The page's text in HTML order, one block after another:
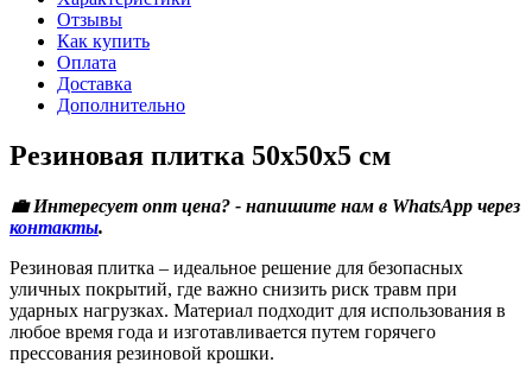
Отзывы
Как купить
Оплата
Доставка
Дополнительно
Резиновая плитка 50x50x5 см
💼 Интересует опт цена? - напишите нам в WhatsApp через
контакты.
Резиновая плитка – идеальное решение для безопасных
уличных покрытий, где важно снизить риск травм при
ударных нагрузках. Материал подходит для использования в
любое время года и изготавливается путем горячего
прессования резиновой крошки.